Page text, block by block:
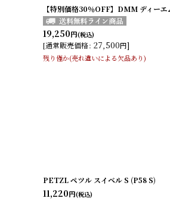
【特別価格30％OFF】DMM ディー
19,250円(税込)
[通常販売価格: 27,500円]
残り僅か(売れ違いによる欠品あり)
PETZL ペツル スイベル S (P58 S)
11,220円(税込)